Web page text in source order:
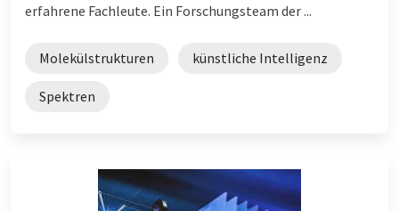
erfahrene Fachleute. Ein Forschungsteam der ...
Molekülstrukturen künstliche Intelligenz
Spektren